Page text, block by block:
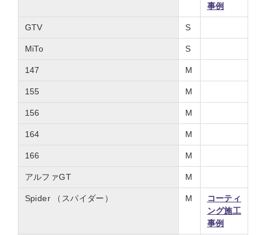
事例
GTV S
MiTo S
147 M
155 M
156 M
164 M
166 M
アルファGT M
Spider （スパイダー） M
コーティ
ング施工
事例